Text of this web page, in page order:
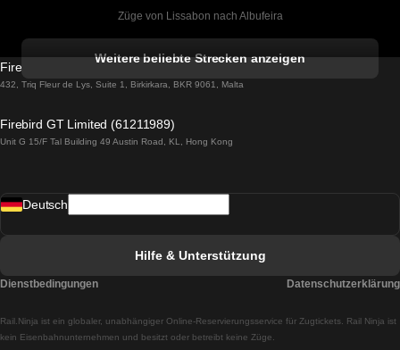
Züge von Lissabon nach Albufeira
Züge von Lissabon nach Lagos
Züge von Lissabon nach Madrid
Züge von Lissabon nach Braga
Weitere beliebte Strecken anzeigen
Firebird GT Limited (OC 1451)
432, Triq Fleur de Lys, Suite 1, Birkirkara, BKR 9061, Malta
Firebird GT Limited (61211989)
Unit G 15/F Tal Building 49 Austin Road, KL, Hong Kong
Rail.Ninja ist ein globaler, unabhängiger Online-Reservierungsservice für Zugtickets. Rail Ninja ist
kein Eisenbahnunternehmen und besitzt oder betreibt keine Züge.
Deutsch
Hilfe & Unterstützung
Dienstbedingungen Datenschutzerklärung